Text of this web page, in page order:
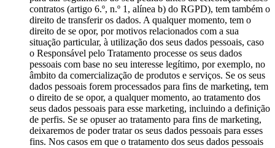
contratos (artigo 6.º, n.º 1, alínea b) do RGPD), tem também o
direito de transferir os dados. A qualquer momento, tem o
direito de se opor, por motivos relacionados com a sua
situação particular, à utilização dos seus dados pessoais, caso
o Responsável pelo Tratamento processe os seus dados
pessoais com base no seu interesse legítimo, por exemplo, no
âmbito da comercialização de produtos e serviços. Se os seus
dados pessoais forem processados para fins de marketing, tem
o direito de se opor, a qualquer momento, ao tratamento dos
seus dados pessoais para esse marketing, incluindo a definição
de perfis. Se se opuser ao tratamento para fins de marketing,
deixaremos de poder tratar os seus dados pessoais para esses
fins. Nos casos em que o tratamento dos seus dados pessoais